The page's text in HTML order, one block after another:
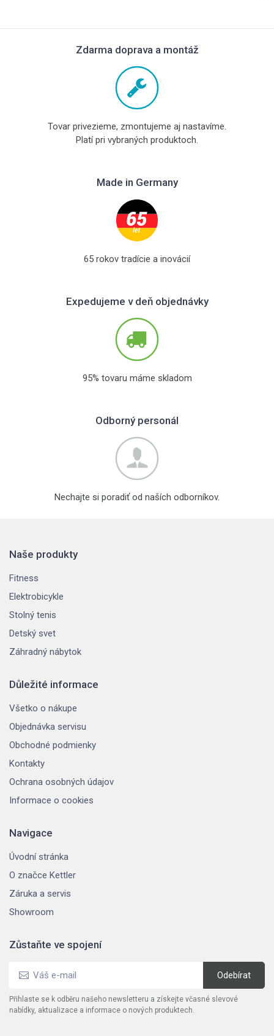
Zdarma doprava a montáž
Tovar privezieme, zmontujeme aj nastavíme.
Platí pri vybraných produktoch.
Made in Germany
65 rokov tradície a inovácií
Expedujeme v deň objednávky
95% tovaru máme skladom
Odborný personál
Nechajte si poradiť od naších odborníkov.
Naše produkty
Fitness
Elektrobicykle
Stolný tenis
Detský svet
Záhradný nábytok
Důležité informace
Všetko o nákupe
Objednávka servisu
Obchodné podmienky
Kontakty
Ochrana osobných údajov
Informace o cookies
Navigace
Úvodní stránka
O značce Kettler
Záruka a servis
Showroom
Zůstaňte ve spojení
Přihlaste se k odběru našeho newsletteru a získejte včasné slevové
nabídky, aktualizace a informace o nových produktech.